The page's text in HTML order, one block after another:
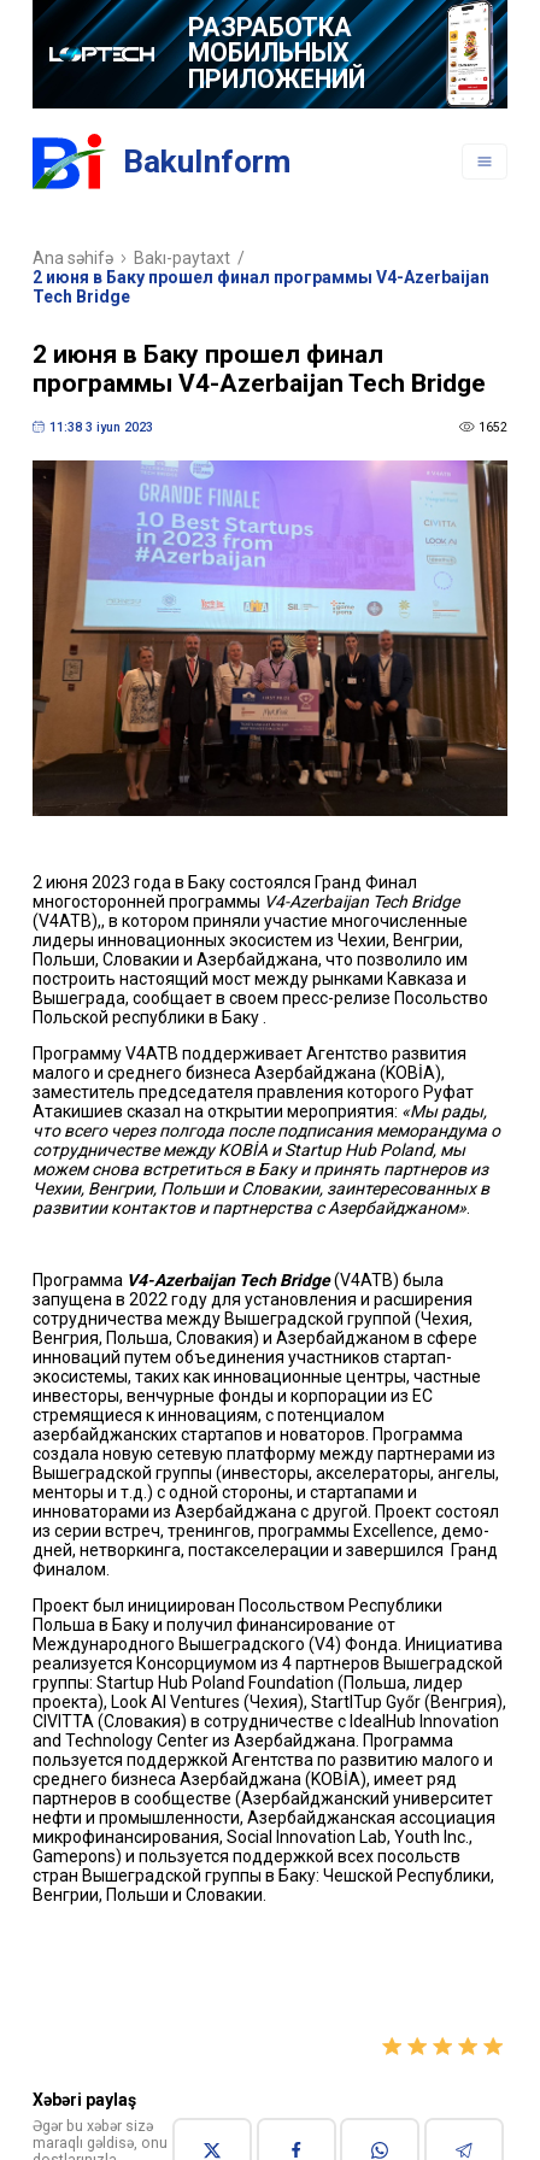
РАЗРАБОТКА
МОБИЛЬНЫХ
ПРИЛОЖЕНИЙ
BakuInform
Ana səhifə Bakı-paytaxt /
2 июня в Баку прошел финал программы V4-Azerbaijan
Tech Bridge
2 июня в Баку прошел финал
программы V4-Azerbaijan Tech Bridge
11:38 3 iyun 2023 1652
2 июня 2023 года в Баку состоялся Гранд Финал
многосторонней программы V4-Azerbaijan Tech Bridge
(V4ATB),, в котором приняли участие многочисленные
лидеры инновационных экосистем из Чехии, Венгрии,
Польши, Словакии и Азербайджана, что позволило им
построить настоящий мост между рынками Кавказа и
Вышеграда, сообщает в своем пресс-релизе Посольство
Польской республики в Баку .
Программу V4ATB поддерживает Агентство развития
малого и среднего бизнеса Азербайджана (KOBİA),
заместитель председателя правления которого Руфат
Атакишиев сказал на открытии мероприятия: «Мы рады,
что всего через полгода после подписания меморандума о
сотрудничестве междуKOBİAиStartup Hub Poland, мы
можем снова встретиться в Баку и принять партнеров из
Чехии, Венгрии, Польши и Словакии, заинтересованных в
развитии контактов и партнерства с Азербайджаном».
Программа V4-Azerbaijan Tech Bridge(V4ATB) была
запущена в 2022 году для установления и расширения
сотрудничества между Вышеградской группой (Чехия,
Венгрия, Польша, Словакия) и Азербайджаном в сфере
инноваций путем объединения участников стартап-
экосистемы, таких как инновационные центры, частные
инвесторы, венчурные фонды и корпорации из ЕС
стремящиеся к инновациям, с потенциалом
азербайджанских стартапов и новаторов. Программа
создала новую сетевую платформу между партнерами из
Вышеградской группы (инвесторы, акселераторы, ангелы,
менторы и т.д.) с одной стороны, и стартапами и
инноваторами из Азербайджана с другой. Проект состоял
из серии встреч, тренингов, программы Excellence, демо-
дней, нетворкинга, постакселерации и завершился Гранд
Финалом.
Проект был инициирован Посольством Республики
Польша в Баку и получил финансирование от
Международного Вышеградского (V4) Фонда. Инициатива
реализуется Консорциумом из 4 партнеров Вышеградской
группы: Startup Hub Poland Foundation (Польша, лидер
проекта), Look AI Ventures (Чехия), StartITup Győr (Венгрия),
CIVITTA (Словакия) в сотрудничестве с IdealHub Innovation
and Technology Center из Азербайджана. Программа
пользуется поддержкой Агентства по развитию малого и
среднего бизнеса Азербайджана (KOBİA), имеет ряд
партнеров в сообществе (Азербайджанский университет
нефти и промышленности, Азербайджанская ассоциация
микрофинансирования, Social Innovation Lab, Youth Inc.,
Gamepons) и пользуется поддержкой всех посольств
стран Вышеградской группы в Баку: Чешской Республики,
Венгрии, Польши и Словакии.
Xəbəri paylaş
Əgər bu xəbər sizə
maraqlı gəldisə, onu